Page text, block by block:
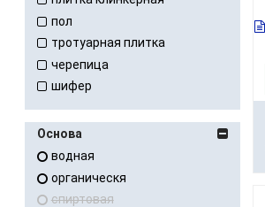
пол
тротуарная плитка
черепица
шифер
Основа
водная
органическя
спиртовая